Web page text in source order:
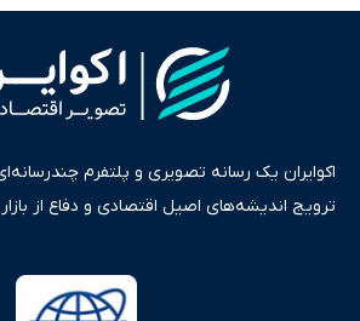
اکوایران یک رسانه تصویری و پلتفرم
ترویج اندیشه‌های اصیل اقتصادی و دفاع از بازار
ایران و جهان را در قالب‌های ویدیو، پادکست،
پایش می‌کند. این رسانه به عنوان منبعی دقیق و
اطلاع‌رسانی صرف، به تبیین سیاست‌ها و کارکردهای